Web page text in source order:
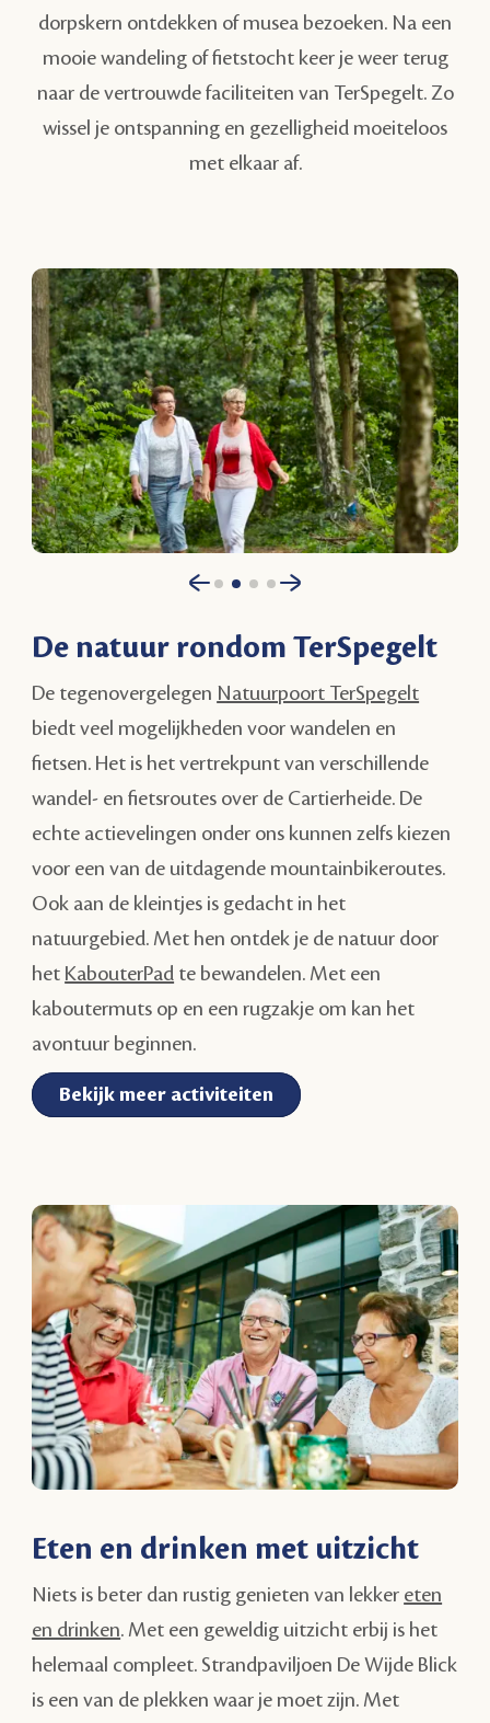
dorpskern ontdekken of musea bezoeken. Na een
mooie wandeling of fietstocht keer je weer terug
naar de vertrouwde faciliteiten van TerSpegelt. Zo
wissel je ontspanning en gezelligheid moeiteloos
met elkaar af.
De natuur rondom TerSpegelt
De tegenovergelegen Natuurpoort TerSpegelt
biedt veel mogelijkheden voor wandelen en
fietsen. Het is het vertrekpunt van verschillende
wandel- en fietsroutes over de Cartierheide. De
echte actievelingen onder ons kunnen zelfs kiezen
voor een van de uitdagende mountainbikeroutes.
Ook aan de kleintjes is gedacht in het
natuurgebied. Met hen ontdek je de natuur door
het KabouterPad te bewandelen. Met een
kaboutermuts op en een rugzakje om kan het
avontuur beginnen.
Bekijk meer activiteiten
Eten en drinken met uitzicht
Niets is beter dan rustig genieten van lekker eten
en drinken. Met een geweldig uitzicht erbij is het
helemaal compleet. Strandpaviljoen De Wijde Blick
is een van de plekken waar je moet zijn. Met